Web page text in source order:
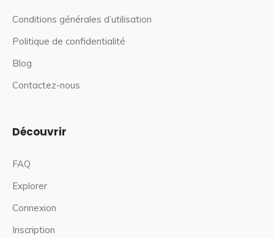
Conditions générales d’utilisation
Politique de confidentialité
Blog
Contactez-nous
Découvrir
FAQ
Explorer
Connexion
Inscription